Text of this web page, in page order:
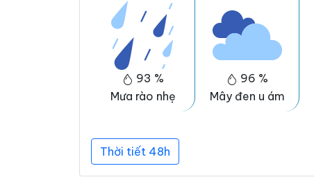
93 %
Mưa rào nhẹ
96 %
Mây đen u ám
Thời tiết 48h